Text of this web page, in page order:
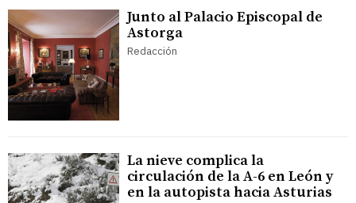
Junto al Palacio Episcopal de
Astorga
Redacción
La nieve complica la
circulación de la A-6 en León y
en la autopista hacia Asturias